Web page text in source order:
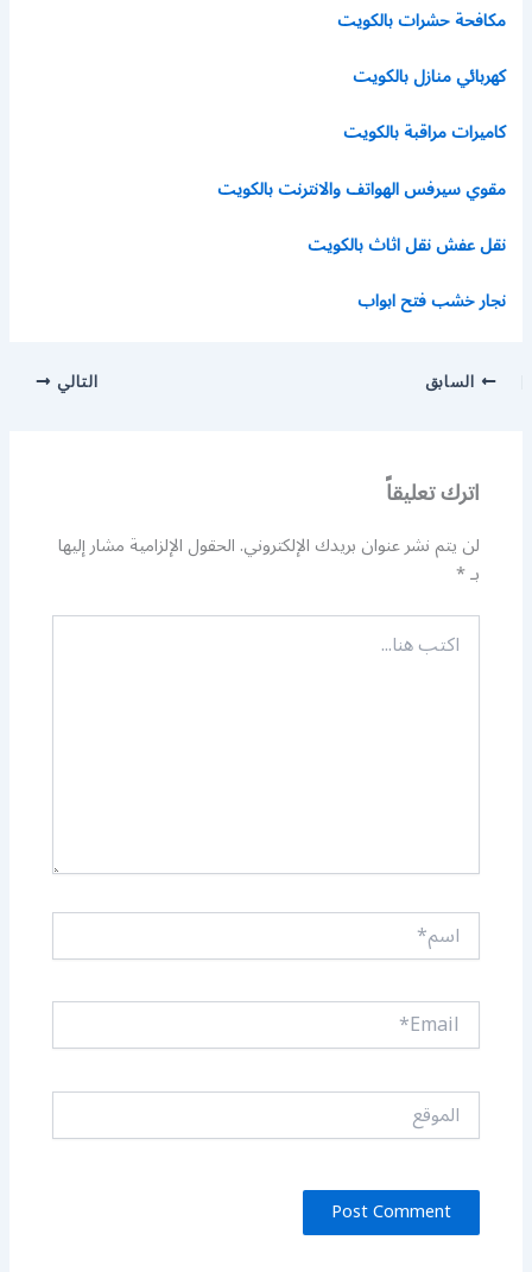
مكافحة حشرات بالكويت
كهربائي منازل بالكويت
كاميرات مراقبة بالكويت
مقوي سيرفس الهواتف والانترنت بالكويت
نقل عفش نقل اثاث بالكويت
نجار خشب فتح ابواب
السابق التالي
اترك تعليقاً
لن يتم نشر عنوان بريدك الإلكتروني.الحقول الإلزامية مشار إليها
بـ*
اكتب
هنا...
اسم*
Email*
الموقع